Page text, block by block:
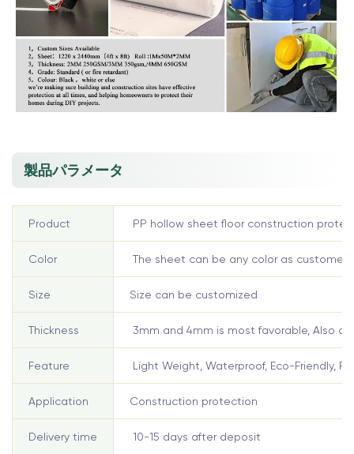
製品パラメータ
Product PP hollow sheet floor construction
Color The sheet can be any color as customer
Size Size can be customized
Thickness 3mm and 4mm is most favorable, Also
Feature Light Weight, Waterproof, Eco-Friendly,
Application Construction protection
Delivery time 10-15 days after deposit